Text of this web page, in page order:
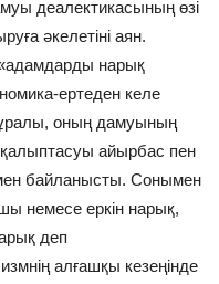
деалектикасының өзі
әкелетіні аян.
нарық
ертеден келе
оның дамуының
айырбас пен
байланысты. Сонымен
немесе еркін нарық,
деп
алғашқы кезеңінде